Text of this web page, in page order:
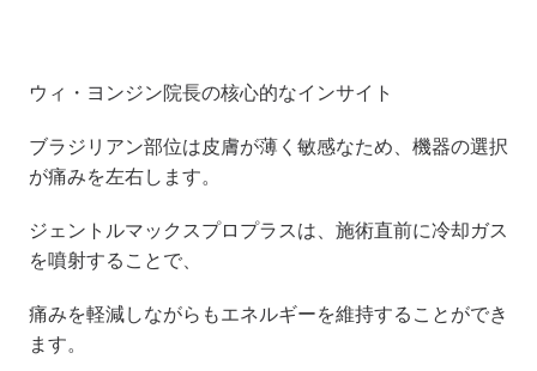
ウィ・ヨンジン院長の核心的なインサイト
ブラジリアン部位は皮膚が薄く敏感なため、機器の選択
が痛みを左右します。
ジェントルマックスプロプラスは、施術直前に冷却ガス
を噴射することで、
痛みを軽減しながらもエネルギーを維持することができ
ます。